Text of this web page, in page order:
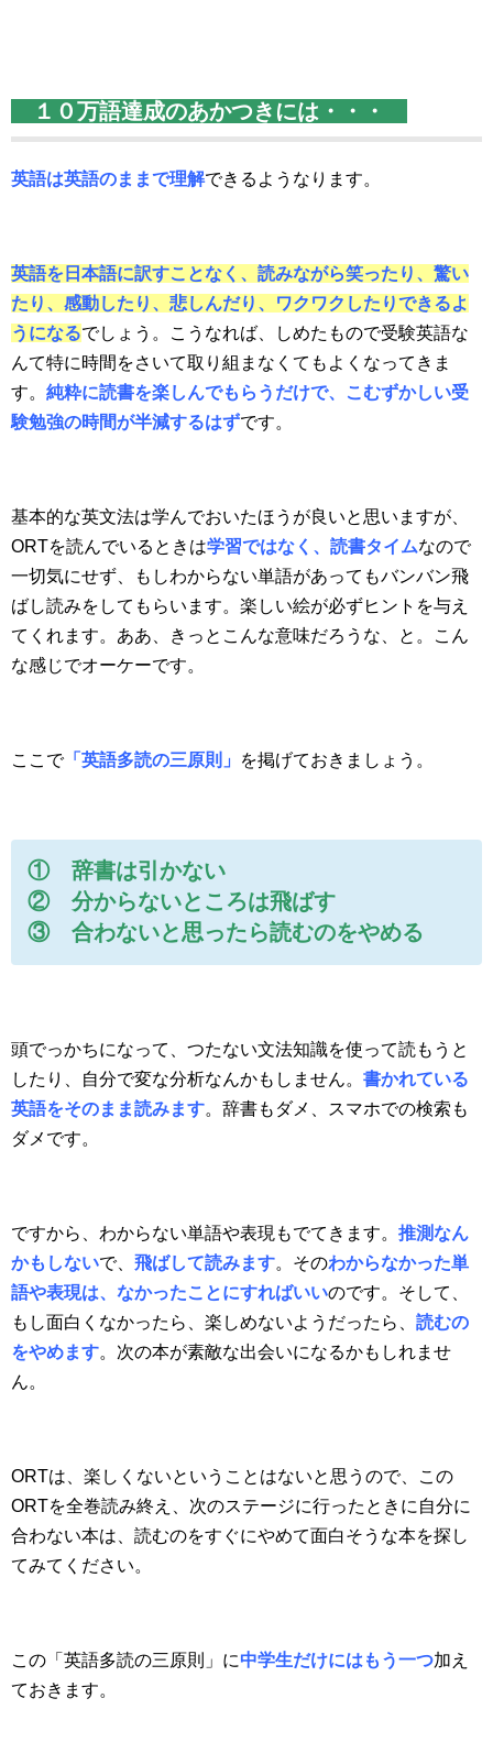
１０万語達成のあかつきには・・・
英語は英語のままで理解できるようなります。
英語を日本語に訳すことなく、読みながら笑ったり、驚い
たり、感動したり、悲しんだり、ワクワクしたりできるよ
うになるでしょう。こうなれば、しめたもので受験英語な
んて特に時間をさいて取り組まなくてもよくなってきま
す。 純粋に読書を楽しんでもらうだけで、こむずかしい受
験勉強の時間が半減するはずです。
基本的な英文法は学んでおいたほうが良いと思いますが、
ORTを読んでいるときは学習ではなく、読書タイムなので
一切気にせず、もしわからない単語があってもバンバン飛
ばし読みをしてもらいます。楽しい絵が必ずヒントを与え
てくれます。ああ、きっとこんな意味だろうな、と。こん
な感じでオーケーです。
ここで「英語多読の三原則」 を掲げておきましょう。
① 辞書は引かない
② 分からないところは飛ばす
③ 合わないと思ったら読むのをやめる
頭でっかちになって、つたない文法知識を使って読もうと
したり、自分で変な分析なんかもしません。 書かれている
英語をそのまま読みます。辞書もダメ、スマホでの検索も
ダメです。
ですから、わからない単語や表現もでてきます。 推測なん
かもしないで、 飛ばして読みます。そのわからなかった単
語や表現は、なかったことにすればいいのです。そして、
もし面白くなかったら、楽しめないようだったら、 読むの
をやめます。次の本が素敵な出会いになるかもしれませ
ん。
ORTは、楽しくないということはないと思うので、この
ORTを全巻読み終え、次のステージに行ったときに自分に
合わない本は、読むのをすぐにやめて面白そうな本を探し
てみてください。
この「英語多読の三原則」に中学生だけにはもう一つ加え
ておきます。